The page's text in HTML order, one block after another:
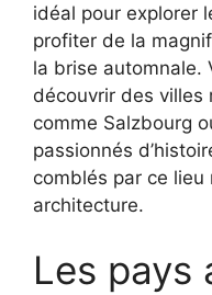
idéal pour explorer
profiter de la
la brise automnale.
découvrir des villes
comme Salzbourg
passionnés
comblés par ce
architecture.
Les pays